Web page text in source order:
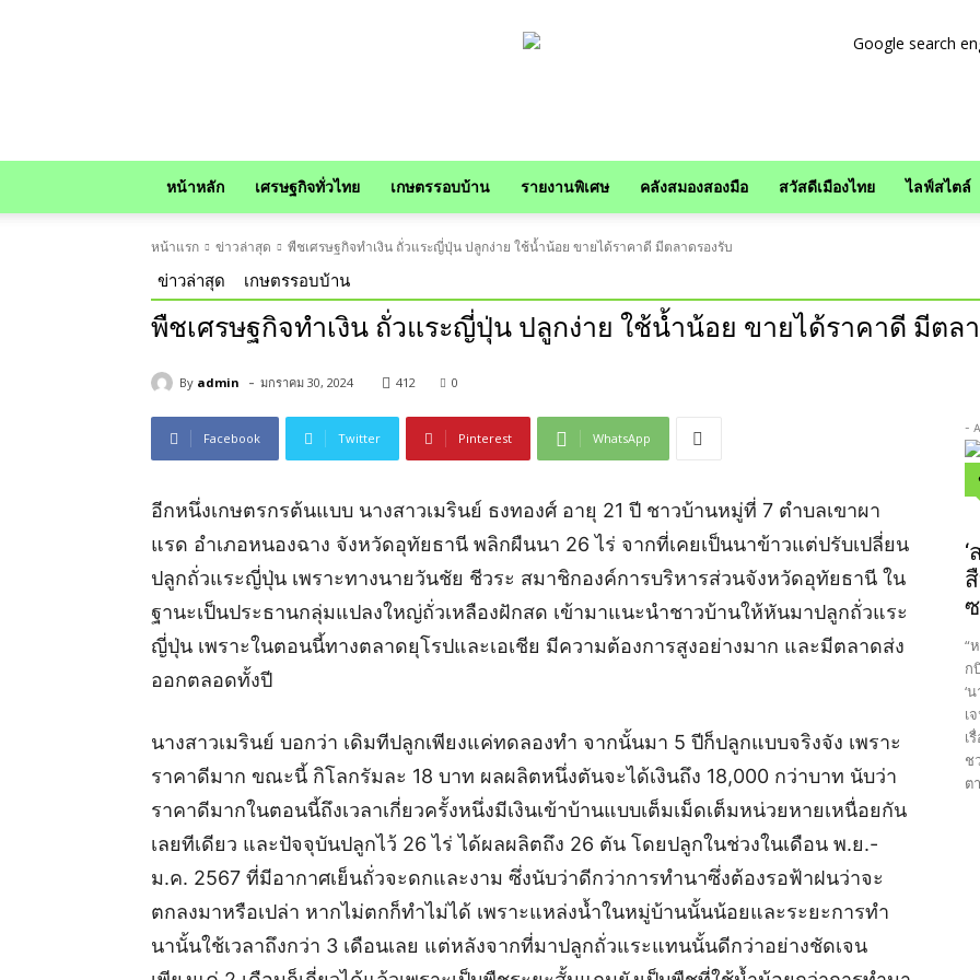
หน้าหลัก เศรษฐกิจทั่วไทย เกษตรรอบบ้าน รายงานพิเศษ คลังสมองสองมือ สวัสดีเมืองไทย ไลฟ์สไตล์
หน้าแรก ข่าวล่าสุด พืชเศรษฐกิจทำเงิน ถั่วแระญี่ปุ่น ปลูกง่าย ใช้น้ำน้อย ขายได้ราคาดี มีตลาดรองรับ
ข่าวล่าสุด เกษตรรอบบ้าน
พืชเศรษฐกิจทำเงิน ถั่วแระญี่ปุ่น ปลูกง่าย ใช้น้ำน้อย ขายได้ราคาดี มีตล
By admin - มกราคม 30, 2024 412 0
Facebook Twitter Pinterest WhatsApp
อีกหนึ่งเกษตรกรต้นแบบ นางสาวเมรินย์ ธงทองศ์ อายุ 21 ปี ชาวบ้านหมู่ที่ 7 ตำบลเขาผา
แรด อำเภอหนองฉาง จังหวัดอุทัยธานี พลิกผืนนา 26 ไร่ จากที่เคยเป็นนาข้าวแต่ปรับเปลี่ยน
ปลูกถั่วแระญี่ปุ่น เพราะทางนายวันชัย ชีวระ สมาชิกองค์การบริหารส่วนจังหวัดอุทัยธานี ใน
ฐานะเป็นประธานกลุ่มแปลงใหญ่ถั่วเหลืองฝักสด เข้ามาแนะนำชาวบ้านให้หันมาปลูกถั่วแระ
ญี่ปุ่น เพราะในตอนนี้ทางตลาดยุโรปและเอเชีย มีความต้องการสูงอย่างมาก และมีตลาดส่ง
ออกตลอดทั้งปี
นางสาวเมรินย์ บอกว่า เดิมทีปลูกเพียงแค่ทดลองทำ จากนั้นมา 5 ปีก็ปลูกแบบจริงจัง เพราะ
ราคาดีมาก ขณะนี้ กิโลกรัมละ 18 บาท ผลผลิตหนึ่งตันจะได้เงินถึง 18,000 กว่าบาท นับว่า
ราคาดีมากในตอนนี้ถึงเวลาเกี่ยวครั้งหนึ่งมีเงินเข้าบ้านแบบเต็มเม็ดเต็มหน่วยหายเหนื่อยกัน
เลยทีเดียว และปัจจุบันปลูกไว้ 26 ไร่ ได้ผลผลิตถึง 26 ตัน โดยปลูกในช่วงในเดือน พ.ย.-
ม.ค. 2567 ที่มีอากาศเย็นถั่วจะดกและงาม ซึ่งนับว่าดีกว่าการทำนาซึ่งต้องรอฟ้าฝนว่าจะ
ตกลงมาหรือเปล่า หากไม่ตกก็ทำไม่ได้ เพราะแหล่งน้ำในหมู่บ้านนั้นน้อยและระยะการทำ
นานั้นใช้เวลาถึงกว่า 3 เดือนเลย แต่หลังจากที่มาปลูกถั่วแระแทนนั้นดีกว่าอย่างชัดเจน
-
“
ก
‘
เ
เ
ช
ต